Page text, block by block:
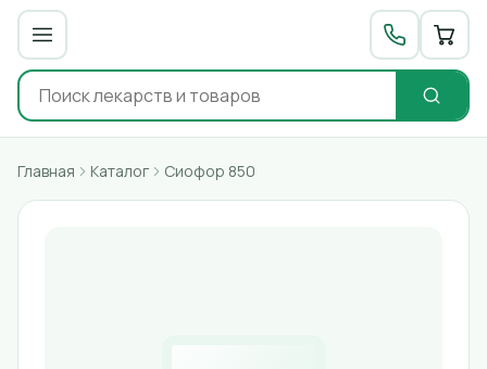
Главная Каталог Сиофор 850